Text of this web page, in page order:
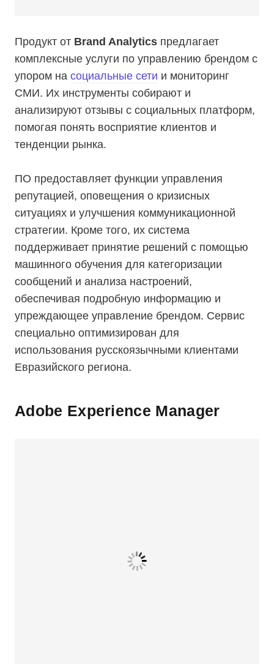
Продукт от Brand Analytics предлагает
комплексные услуги по управлению брендом с
упором на социальные сети и мониторинг
СМИ. Их инструменты собирают и
анализируют отзывы с социальных платформ,
помогая понять восприятие клиентов и
тенденции рынка.
ПО предоставляет функции управления
репутацией, оповещения о кризисных
ситуациях и улучшения коммуникационной
стратегии. Кроме того, их система
поддерживает принятие решений с помощью
машинного обучения для категоризации
сообщений и анализа настроений,
обеспечивая подробную информацию и
упреждающее управление брендом. Сервис
специально оптимизирован для
использования русскоязычными клиентами
Евразийского региона.
Adobe Experience Manager